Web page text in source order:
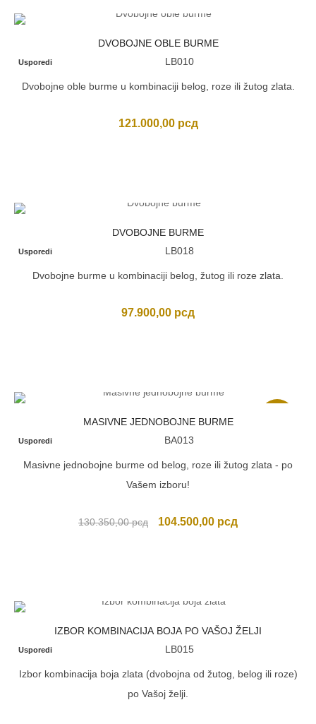
DVOBOJNE OBLE BURME
Usporedi LB010
Dvobojne oble burme u kombinaciji belog, roze ili žutog zlata.
121.000,00 рсд
DVOBOJNE BURME
Usporedi LB018
Dvobojne burme u kombinaciji belog, žutog ili roze zlata.
97.900,00 рсд
MASIVNE JEDNOBOJNE BURME
Usporedi BA013
Masivne jednobojne burme od belog, roze ili žutog zlata - po
Vašem izboru!
130.350,00рсд
Originalna
104.500,00 рсд
IZBOR KOMBINACIJA BOJA PO VAŠOJ ŽELJI
Usporedi LB015
Izbor kombinacija boja zlata (dvobojna od žutog, belog ili roze)
po Vašoj želji.